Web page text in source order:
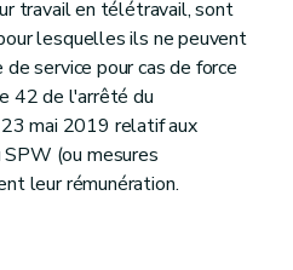
travail en télétravail, sont
lesquelles ils ne peuvent
service pour cas de force
42 de l'arrêté du
mai 2019 relatif aux
(ou mesures
leur rémunération.